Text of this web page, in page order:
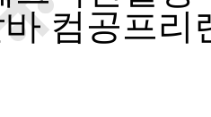
컴공프리